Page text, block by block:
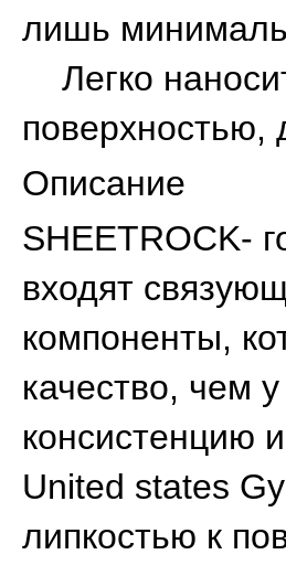
лишь
Легко
поверхностью,
Описание
SHEETROCK-
входят
компоненты,
качество, чем
консистенцию
United states
липкостью к